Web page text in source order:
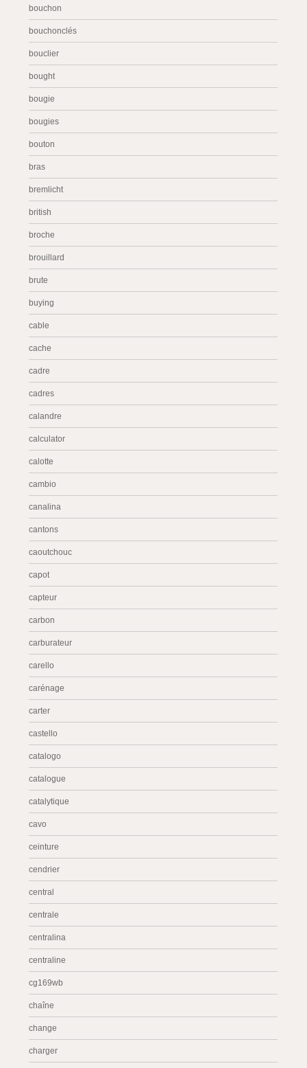
bouchon
bouchonclés
bouclier
bought
bougie
bougies
bouton
bras
bremlicht
british
broche
brouillard
brute
buying
cable
cache
cadre
cadres
calandre
calculator
calotte
cambio
canalina
cantons
caoutchouc
capot
capteur
carbon
carburateur
carello
carénage
carter
castello
catalogo
catalogue
catalytique
cavo
ceinture
cendrier
central
centrale
centralina
centraline
cg169wb
chaîne
change
charger